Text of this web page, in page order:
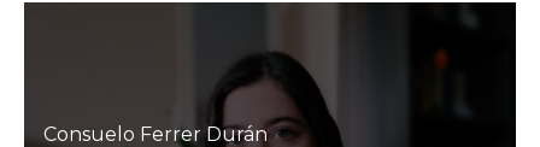
Consuelo Ferrer Durán